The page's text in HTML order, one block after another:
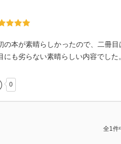
の本が素晴らしかったので、二冊
にも劣らない素晴らしい内容でし
0
全1件